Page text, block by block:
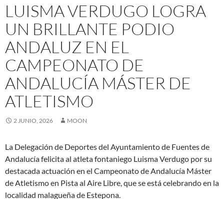
LUISMA VERDUGO LOGRA
UN BRILLANTE PODIO
ANDALUZ EN EL
CAMPEONATO DE
ANDALUCÍA MÁSTER DE
ATLETISMO
2 JUNIO, 2026 MOON
La Delegación de Deportes del Ayuntamiento de Fuentes de
Andalucía felicita al atleta fontaniego Luisma Verdugo por su
destacada actuación en el Campeonato de Andalucía Máster
de Atletismo en Pista al Aire Libre, que se está celebrando en la
localidad malagueña de Estepona.